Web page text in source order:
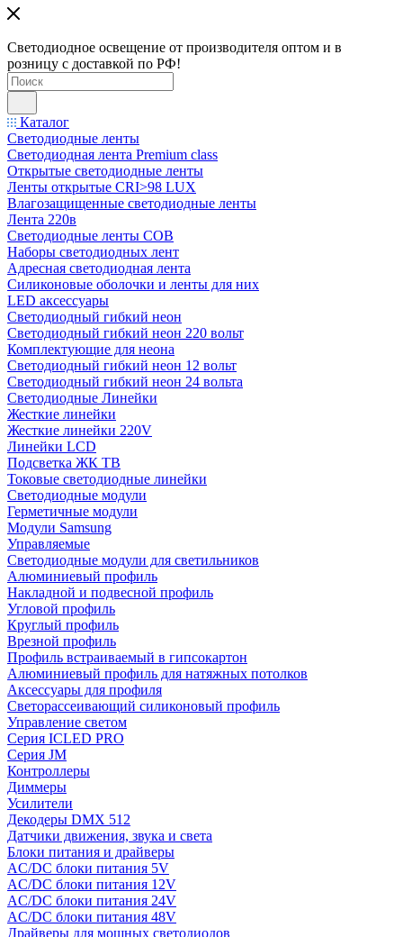
Светодиодное освещение от производителя оптом и в
розницу с доставкой по РФ!
Каталог
Светодиодные ленты
Светодиодная лента Premium class
Открытые светодиодные ленты
Ленты открытые CRI>98 LUX
Влагозащищенные светодиодные ленты
Лента 220в
Светодиодные ленты COB
Наборы светодиодных лент
Адресная светодиодная лента
Силиконовые оболочки и ленты для них
LED аксессуары
Светодиодный гибкий неон
Светодиодный гибкий неон 220 вольт
Комплектующие для неона
Светодиодный гибкий неон 12 вольт
Светодиодный гибкий неон 24 вольта
Светодиодные Линейки
Жесткие линейки
Жесткие линейки 220V
Линейки LCD
Подсветка ЖК ТВ
Токовые светодиодные линейки
Светодиодные модули
Герметичные модули
Модули Samsung
Управляемые
Светодиодные модули для светильников
Алюминиевый профиль
Накладной и подвесной профиль
Угловой профиль
Круглый профиль
Врезной профиль
Профиль встраиваемый в гипсокартон
Алюминиевый профиль для натяжных потолков
Аксессуары для профиля
Светорассеивающий силиконовый профиль
Управление светом
Серия ICLED PRO
Серия JM
Контроллеры
Диммеры
Усилители
Декодеры DMX 512
Датчики движения, звука и света
Блоки питания и драйверы
AC/DC блоки питания 5V
AC/DC блоки питания 12V
AC/DC блоки питания 24V
AC/DC блоки питания 48V
Драйверы для мощных светодиодов